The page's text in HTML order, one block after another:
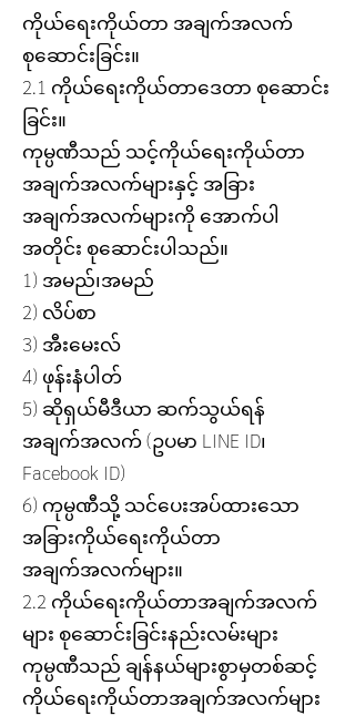
ကိုယ်ရေးကိုယ်တာ အချက်အလက်
စုဆောင်းခြင်း။
2.1 ကိုယ်ရေးကိုယ်တာဒေတာ စုဆောင်း
ခြင်း။
ကုမ္ပဏီသည် သင့်ကိုယ်ရေးကိုယ်တာ
အချက်အလက်များနှင့် အခြား
အချက်အလက်များကို အောက်ပါ
အတိုင်း စုဆောင်းပါသည်။
1) အမည်၊အမည်
2) လိပ်စာ
3) အီးမေးလ်
4) ဖုန်းနံပါတ်
5) ဆိုရှယ်မီဒီယာ ဆက်သွယ်ရန်
အချက်အလက် (ဥပမာ LINE ID၊
Facebook ID)
6) ကုမ္ပဏီသို့ သင်ပေးအပ်ထားသော
အခြားကိုယ်ရေးကိုယ်တာ
အချက်အလက်များ။
2.2 ကိုယ်ရေးကိုယ်တာအချက်အလက်
များ စုဆောင်းခြင်းနည်းလမ်းများ
ကုမ္ပဏီသည် ချန်နယ်များစွာမှတစ်ဆင့်
ကိုယ်ရေးကိုယ်တာအချက်အလက်များ